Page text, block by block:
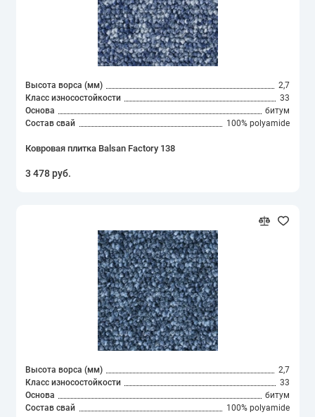
Высота ворса (мм)
2,7
Класс износостойкости
33
Основа
битум
Состав свай
100% polyamide
Ковровая плитка Balsan Factory 138
3 478 руб.
Высота ворса (мм)
2,7
Класс износостойкости
33
Основа
битум
Состав свай
100% polyamide